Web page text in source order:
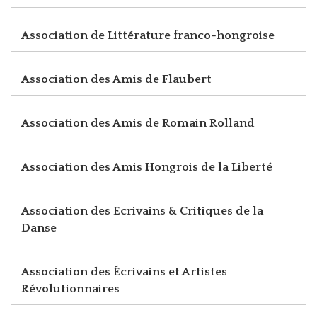
Association de Littérature franco-hongroise
Association des Amis de Flaubert
Association des Amis de Romain Rolland
Association des Amis Hongrois de la Liberté
Association des Ecrivains & Critiques de la
Danse
Association des Écrivains et Artistes
Révolutionnaires